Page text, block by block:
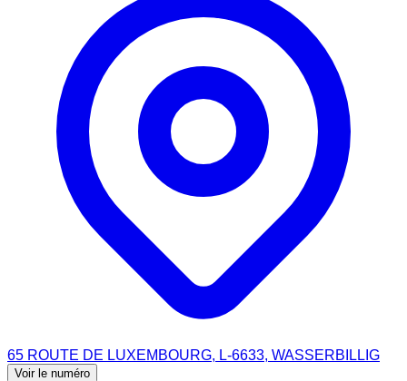
65 ROUTE DE LUXEMBOURG, L-6633, WASSERBILLIG
Voir le numéro